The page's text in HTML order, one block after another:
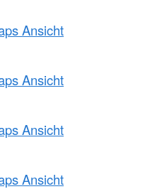
Ansicht
Ansicht
Ansicht
Ansicht